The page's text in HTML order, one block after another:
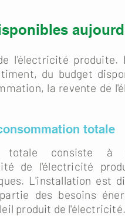
l'électricité produite.
du budget
la revente de
totale
totale consiste à
de l'électricité
L'installation est
des besoins
produit de l'électricité.